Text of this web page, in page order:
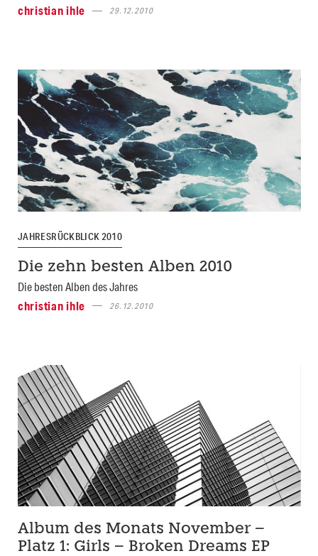
christian ihle 29.12.2010
JAHRESRÜCKBLICK 2010
Die zehn besten Alben 2010
Die besten Alben des Jahres
christian ihle
26.12.2010
Album des Monats November –
Platz 1: Girls – Broken Dreams EP